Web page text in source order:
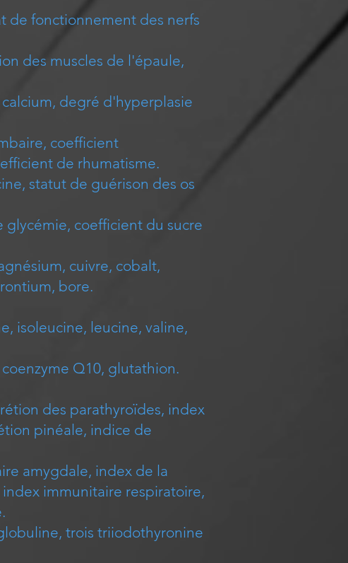
de fonctionnement des nerfs
des muscles de l'épaule,
degré d'hyperplasie
coefficient
de rhumatisme.
statut de guérison des os
glycémie, coefficient du sucre
cuivre, cobalt,
bore.
isoleucine, leucine, valine,
Q10, glutathion.
des parathyroïdes, index
pinéale, indice de
amygdale, index de la
immunitaire respiratoire,
trois triiodothyronine